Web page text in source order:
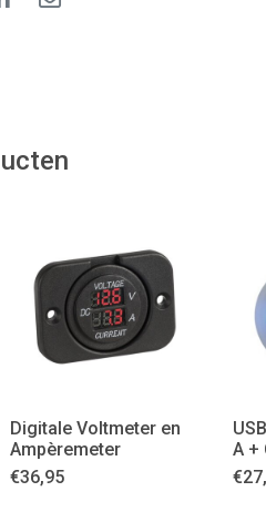
Digitale Voltmeter en
Ampèremeter
€36,95
A +
€